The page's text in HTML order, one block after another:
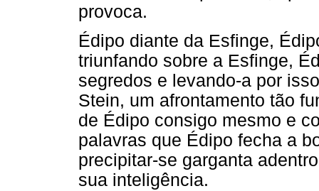
provoca.
Édipo diante da Esfinge,
triunfando sobre a Esfinge,
segredos e levando-a por
Stein, um afrontamento tão
de Édipo consigo mesmo e
palavras que Édipo fecha a
precipitar-se garganta
sua inteligência.